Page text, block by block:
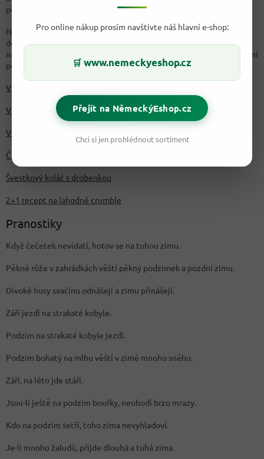
Pro online nákup prosím navštivte náš hlavní e-shop:
🛒 www.nemeckyeshop.cz
Přejít na NěmeckýEshop.cz
Chci si jen prohlédnout sortiment
přítomného okamžiku.
Nezapomeňte si také připravit něco dobrého na zub. Podzim je
dobou sklizně jablek a švestek. V naši rubriceBlog a recepty
naleznete mnoho inspirace, zajímavostí a také receptů. Na podzimní
pečení vybíráme:
V hlavní roli jablka!
Vláčný perník s jablky
Vánoční pečení: Jablečný závin
Čokoládové brownies s jablky a karamelem
Švestkový koláč s drobenkou
2+1 recept na lahodné crumble
Pranostiky
Když čečetek nevídati, hotov se na tuhou zimu.
Pěkné růže v zahrádkách věští pěkný podzimek a pozdní zimu.
Divoké husy svačinu odnášejí a zimu přinášejí.
Září jezdí na strakaté kobyle.
Podzim na strakaté kobyle jezdí.
Podzim bohatý na mlhu věští v zimě mnoho sněhu.
Září, na léto jde stáří.
Jsou-li ještě na podzim bouřky, neuhodí brzo mrazy.
Kdo na podzim šetří, toho zima nevyhladoví.
Je-li mnoho žaludů, přijde dlouhá a tuhá zima.